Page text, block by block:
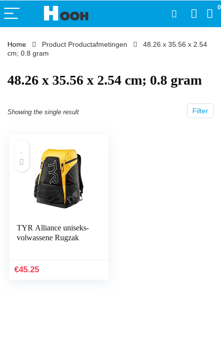
0
Home Product Productafmetingen
‎48.26 x 35.56 x 2.54
cm; 0.8 gram
‎48.26 x 35.56 x 2.54 cm; 0.8 gram
Filter
Showing the single result
TYR Alliance uniseks-
volwassene Rugzak
€45.25